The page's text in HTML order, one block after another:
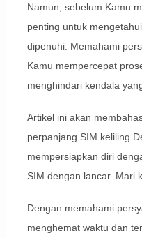
Namun, sebelum Kamu
penting untuk
dipenuhi. Memahami
Kamu mempercepat
menghindari kendala
Artikel ini akan
perpanjang SIM keliling
mempersiapkan diri
SIM dengan lancar. Mari
Dengan memahami
menghemat waktu dan